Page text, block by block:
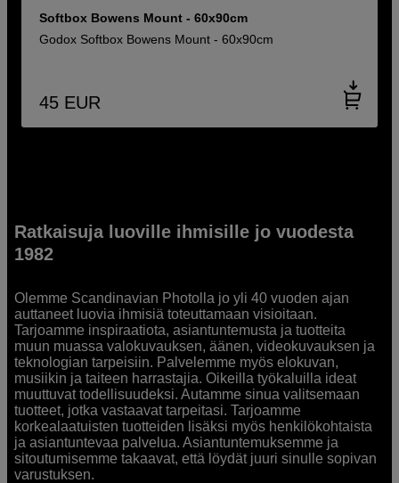
Softbox Bowens Mount - 60x90cm
Godox Softbox Bowens Mount - 60x90cm
45 EUR
Ratkaisuja luoville ihmisille jo vuodesta
1982
Olemme Scandinavian Photolla jo yli 40 vuoden ajan
auttaneet luovia ihmisiä toteuttamaan visioitaan.
Tarjoamme inspiraatiota, asiantuntemusta ja tuotteita
muun muassa valokuvauksen, äänen, videokuvauksen ja
teknologian tarpeisiin. Palvelemme myös elokuvan,
musiikin ja taiteen harrastajia. Oikeilla työkaluilla ideat
muuttuvat todellisuudeksi. Autamme sinua valitsemaan
tuotteet, jotka vastaavat tarpeitasi. Tarjoamme
korkealaatuisten tuotteiden lisäksi myös henkilökohtaista
ja asiantuntevaa palvelua. Asiantuntemuksemme ja
sitoutumisemme takaavat, että löydät juuri sinulle sopivan
varustuksen.